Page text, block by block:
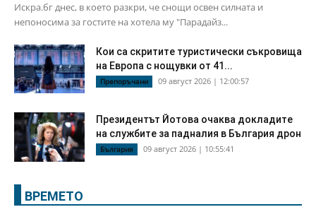
Искра.бг днес, в което разкри, че снощи освен силната и
непоносима за гостите на хотела му "Парадайз...
Кои са скритите туристически съкровища
на Европа с нощувки от 41...
Препоръчани 09 август 2026 | 12:00:57
Президентът Йотова очаква докладите
на службите за падналия в България дрон
България 09 август 2026 | 10:55:41
ВРЕМЕТО